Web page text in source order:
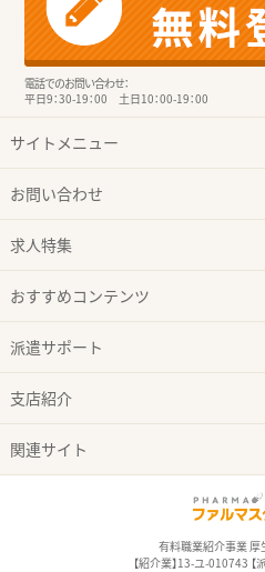
電話でのお問い合わせ：
平日9：30-19：00 土日10：00-19：00
サイトメニュー
お問い合わせ
求人特集
おすすめコンテンツ
派遣サポート
支店紹介
関連サイト
有料職業紹介事業
【紹介業】13-ユ-010743